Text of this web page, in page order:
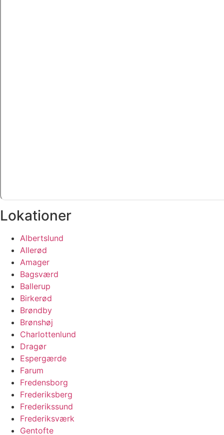
Lokationer
Albertslund
Allerød
Amager
Bagsværd
Ballerup
Birkerød
Brøndby
Brønshøj
Charlottenlund
Dragør
Espergærde
Farum
Fredensborg
Frederiksberg
Frederikssund
Frederiksværk
Gentofte